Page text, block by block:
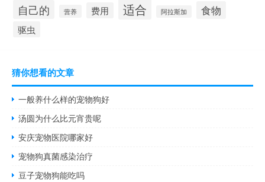
自己的 营养 费用 适合 阿拉斯加 食物
驱虫
猜你想看的文章
一般养什么样的宠物狗好
汤圆为什么比元宵贵呢
安庆宠物医院哪家好
宠物狗真菌感染治疗
豆子宠物狗能吃吗